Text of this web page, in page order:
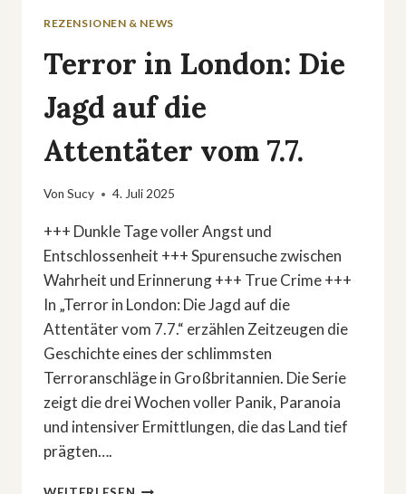
REZENSIONEN & NEWS
Terror in London: Die
Jagd auf die
Attentäter vom 7.7.
Von Sucy 4. Juli 2025
+++ Dunkle Tage voller Angst und
Entschlossenheit +++ Spurensuche zwischen
Wahrheit und Erinnerung +++ True Crime +++
In „Terror in London: Die Jagd auf die
Attentäter vom 7.7.“ erzählen Zeitzeugen die
Geschichte eines der schlimmsten
Terroranschläge in Großbritannien. Die Serie
zeigt die drei Wochen voller Panik, Paranoia
und intensiver Ermittlungen, die das Land tief
prägten….
TERROR